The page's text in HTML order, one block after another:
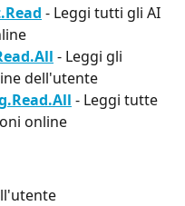
- Leggi tutti gli AI
- Leggi gli
dell'utente
- Leggi tutte
online